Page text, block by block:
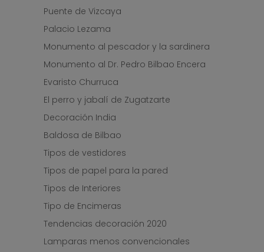
Puente de Vizcaya
Palacio Lezama
Monumento al pescador y la sardinera
Monumento al Dr. Pedro Bilbao Encera
Evaristo Churruca
El perro y jabalí de Zugatzarte
Decoración India
Baldosa de Bilbao
Tipos de vestidores
Tipos de papel para la pared
Tipos de Interiores
Tipo de Encimeras
Tendencias decoración 2020
Lamparas menos convencionales